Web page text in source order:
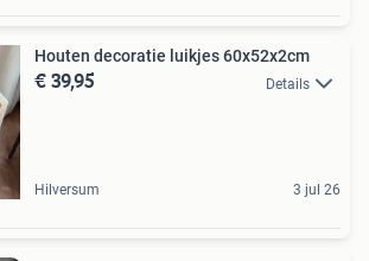
Houten decoratie luikjes 60x52x2cm
€ 39,95 Details
Hilversum 3 jul 26